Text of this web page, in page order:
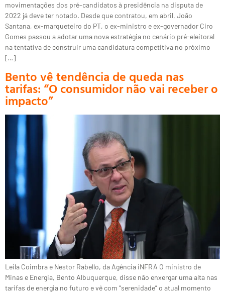
movimentações dos pré-candidatos à presidência na disputa de
2022 já deve ter notado. Desde que contratou, em abril, João
Santana, ex-marqueteiro do PT, o ex-ministro e ex-governador Ciro
Gomes passou a adotar uma nova estratégia no cenário pré-eleitoral
na tentativa de construir uma candidatura competitiva no próximo
[…]
Bento vê tendência de queda nas
tarifas: “O consumidor não vai receber o
impacto”
Leila Coimbra e Nestor Rabello, da Agência iNFRA O ministro de
Minas e Energia, Bento Albuquerque, disse não enxergar uma alta nas
tarifas de energia no futuro e vê com “serenidade” o atual momento